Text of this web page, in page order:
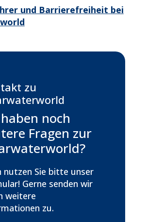
und Barrierefreiheit bei
zu
noch
Fragen zur
nutzen Sie bitte unser
Gerne senden wir
weitere
zu.